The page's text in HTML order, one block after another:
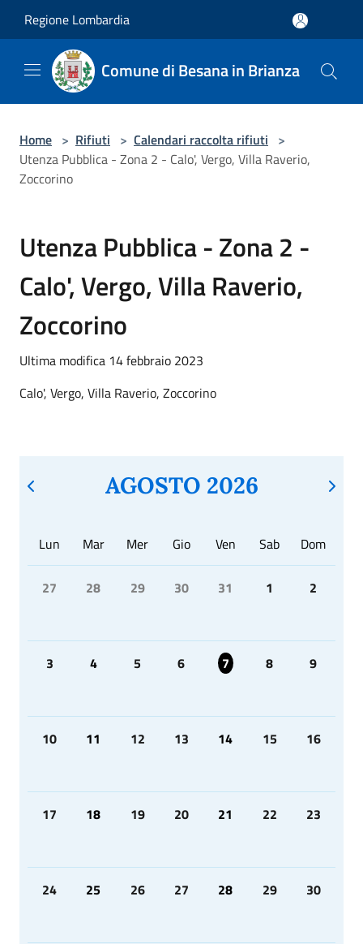
Regione Lombardia
Comune di Besana in Brianza
Home > Rifiuti > Calendari raccolta rifiuti >
Utenza Pubblica - Zona 2 - Calo', Vergo, Villa Raverio,
Zoccorino
Utenza Pubblica - Zona 2 -
Calo', Vergo, Villa Raverio,
Zoccorino
Ultima modifica 14 febbraio 2023
Calo', Vergo, Villa Raverio, Zoccorino
AGOSTO 2026
Lun Mar Mer Gio Ven Sab Dom
27 28 29 30 31 1 2
3 4 5 6 7 8 9
10 11 12 13 14 15 16
17 18 19 20 21 22 23
24 25 26 27 28 29 30